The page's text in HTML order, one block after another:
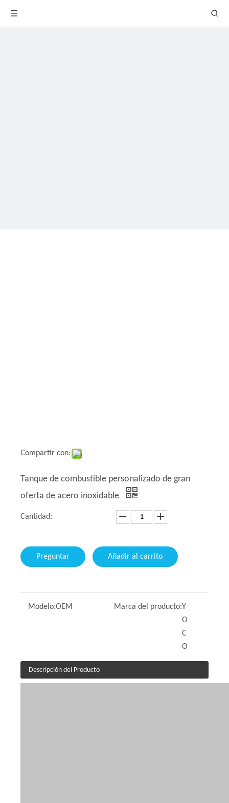
Compartir con:
Tanque de combustible personalizado de gran
oferta de acero inoxidable
Cantidad:
Preguntar Añadir al carrito
Modelo:OEM Marca del producto:Y
O
C
O
Descripción del Producto